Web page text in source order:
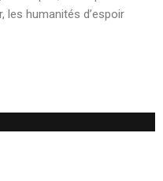
les humanités d’espoir